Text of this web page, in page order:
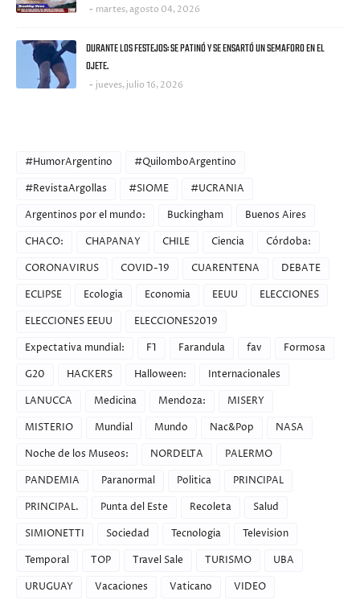
martes, agosto 04, 2026
DURANTE LOS FESTEJOS: SE PATINÓ Y SE ENSARTÓ UN SEMAFORO EN EL
OJETE.
jueves, julio 16, 2026
#HumorArgentino
#QuilomboArgentino
#RevistaArgollas
#SIOME
#UCRANIA
Argentinos por el mundo:
Buckingham
Buenos Aires
CHACO:
CHAPANAY CHILE Ciencia
Córdoba:
CORONAVIRUS
COVID-19 CUARENTENA
DEBATE
ECLIPSE
Ecologia Economia EEUU
ELECCIONES
ELECCIONES EEUU
ELECCIONES2019
Expectativa mundial:
F1 Farandula fav
Formosa
G20
HACKERS Halloween:
Internacionales
LANUCCA
Medicina Mendoza:
MISERY
MISTERIO
Mundial Mundo Nac&Pop
NASA
Noche de los Museos:
NORDELTA
PALERMO
PANDEMIA
Paranormal Politica
PRINCIPAL
PRINCIPAL.
Punta del Este Recoleta
Salud
SIMIONETTI
Sociedad Tecnologia
Television
Temporal
TOP Travel Sale TURISMO
UBA
URUGUAY
Vacaciones Vaticano VIDEO